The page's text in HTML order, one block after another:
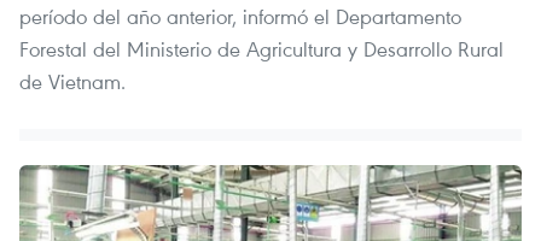
período del año anterior, informó el Departamento
Forestal del Ministerio de Agricultura y Desarrollo Rural
de Vietnam.